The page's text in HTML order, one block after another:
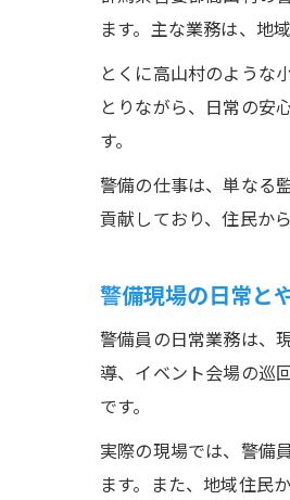
ます。主な業務は、地
とくに高山村のような
とりながら、日常の安
す。
警備の仕事は、単なる
貢献しており、住民か
警備現場の日常と
警備員の日常業務は、
導、イベント会場の巡
です。
実際の現場では、警備
ます。また、地域住民